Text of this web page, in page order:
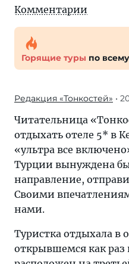
Комментарии
Горящие туры по
Редакция «Тонкостей» •
Читательница
отдыхать отеле 5* в
«ультра все
Турции вынуждена
направление,
Своими
нами.
Туристка отдыхала в
открывшемся как раз